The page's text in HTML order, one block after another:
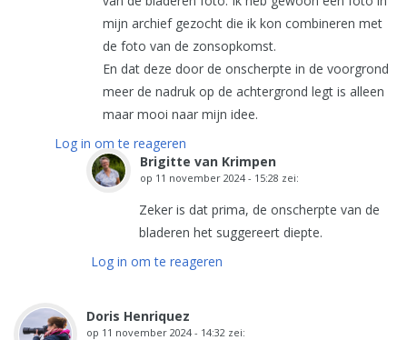
mijn archief gezocht die ik kon combineren met
de foto van de zonsopkomst.
En dat deze door de onscherpte in de voorgrond
meer de nadruk op de achtergrond legt is alleen
maar mooi naar mijn idee.
Log in om te reageren
Brigitte van Krimpen
op 11 november 2024 - 15:28 zei:
Zeker is dat prima, de onscherpte van de
bladeren het suggereert diepte.
Log in om te reageren
Doris Henriquez
op 11 november 2024 - 14:32 zei: